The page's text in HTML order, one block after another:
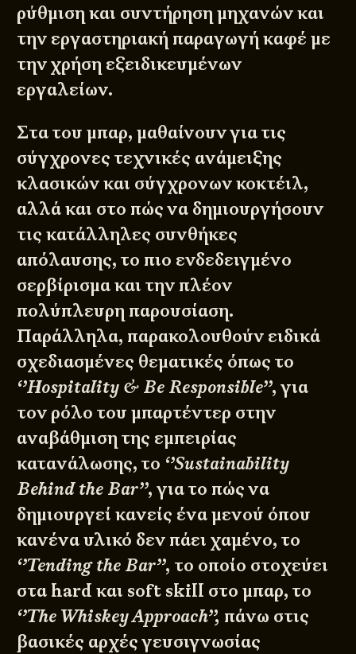
ρύθμιση και συντήρηση μηχανών και
την εργαστηριακή παραγωγή καφέ με
την χρήση εξειδικευμένων
εργαλείων.
Στα του μπαρ, μαθαίνουν για τις
σύγχρονες τεχνικές ανάμειξης
κλασικών και σύγχρονων κοκτέιλ,
αλλά και στο πώς να δημιουργήσουν
τις κατάλληλες συνθήκες
απόλαυσης, το πιο ενδεδειγμένο
σερβίρισμα και την πλέον
πολύπλευρη παρουσίαση.
Παράλληλα, παρακολουθούν ειδικά
σχεδιασμένες θεματικές όπως το
‘’Hospitality & Be Responsible’’, για
τον ρόλο του μπαρτέντερ στην
αναβάθμιση της εμπειρίας
κατανάλωσης, το ‘’Sustainability
Behind the Bar’’, για το πώς να
δημιουργεί κανείς ένα μενού όπου
κανένα υλικό δεν πάει χαμένο, το
‘’Tending the Bar’’, το οποίο στοχεύει
στα hard και soft skill στο μπαρ, το
‘’The Whiskey Approach’’, πάνω στις
βασικές αρχές γευσιγνωσίας